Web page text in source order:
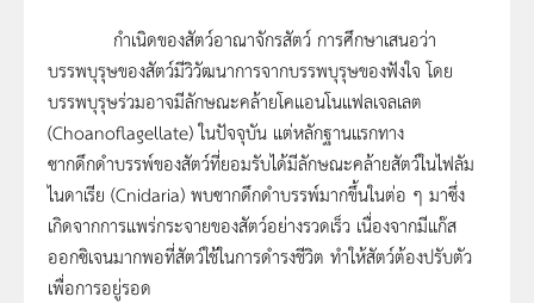
กำเนิดของสัตว์อาณาจักรสัตว์ การศึกษาเสนอว่า
บรรพบุรุษของสัตว์มีวิวัฒนาการจากบรรพบุรุษของฟังใจ โดย
บรรพบุรุษร่วมอาจมีลักษณะคล้ายโคแอนโนแฟลเจลเลต
(Choanoflagellate) ในปัจจุบัน แต่หลักฐานแรกทาง
ซากดึกดำบรรพ์ของสัตว์ที่ยอมรับได้มีลักษณะคล้ายสัตว์ในไฟลัม
ไนดาเรีย (Cnidaria) พบซากดึกดำบรรพ์มากขึ้นในต่อ ๆ มาซึ่ง
เกิดจากการแพร่กระจายของสัตว์อย่างรวดเร็ว เนื่องจากมีแก๊ส
ออกซิเจนมากพอที่สัตว์ใช้ในการดำรงชีวิต ทำให้สัตว์ต้องปรับตัว
เพื่อการอยู่รอด